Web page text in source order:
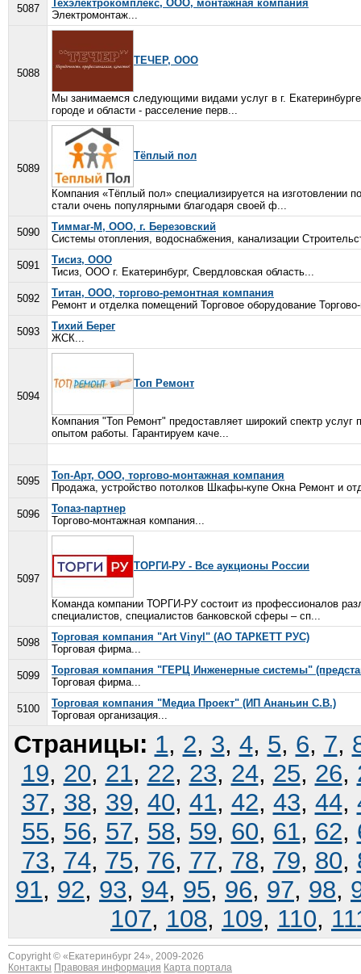
5087
Техэлектрокомплекс, ООО, монтажная компания
Электромонтаж...
5088
ТЕЧЕР, ООО
Мы занимаемся следующими видами услуг в г.
городе и области - расселение перв...
5089
Тёплый пол
Компания «Тёплый пол» специализируется на изготовлении
стали очень популярными благодаря своей ф...
5090
Тиммаг-М, ООО, г. Березовский
Системы отопления, водоснабжения, канализации
5091
Тисиз, ООО
Тисиз, ООО г. Екатеринбург, Свердловская область...
5092
Титан, ООО, торгово-ремонтная компания
Ремонт и отделка помещений Торговое оборудование
5093
Тихий Берег
ЖСК...
5094
Топ Ремонт
Компания "Топ Ремонт" предоставляет широкий спектр
опытом работы. Гарантируем каче...
5095
Топ-Арт, ООО, торгово-монтажная компания
Продажа, устройство потолков Шкафы-купе Окна Ремонт и
5096
Топаз-партнер
Торгово-монтажная компания...
5097
ТОРГИ-РУ - Все аукционы России
Команда компании ТОРГИ-РУ состоит из профессионалов
специалистов, специалистов банковской сферы – сп...
5098
Торговая компания "Art Vinyl" (АО ТАРКЕТТ РУС)
Торговая фирма...
5099
Торговая компания "ГЕРЦ Инженерные системы"
Торговая фирма...
5100
Торговая компания "Медиа Проект" (ИП Ананьин С.В.)
Торговая организация...
Страницы: 1, 2, 3, 4, 5, 6, 7,
19, 20, 21, 22, 23, 24, 25, 26,
37, 38, 39, 40, 41, 42, 43, 44,
55, 56, 57, 58, 59, 60, 61, 62,
73, 74, 75, 76, 77, 78, 79, 80,
91, 92, 93, 94, 95, 96, 97, 98,
107, 108, 109, 110,
Copyright © « Екатеринбург 24», 2009-2026
Контакты Правовая информация Карта портала